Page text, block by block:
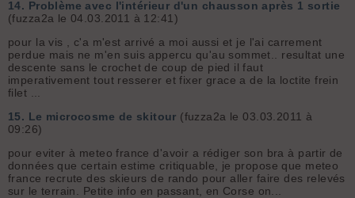
14. Problème avec l'intérieur d'un chausson après 1 sortie
(fuzza2a le 04.03.2011 à 12:41)
pour la vis , c'a m'est arrivé a moi aussi et je l'ai carrement
perdue mais ne m'en suis appercu qu'au sommet.. resultat une
descente sans le crochet de coup de pied il faut
imperativement tout resserer et fixer grace a de la loctite frein
filet ...
15. Le microcosme de skitour (fuzza2a le 03.03.2011 à
09:26)
pour eviter à meteo france d'avoir a rédiger son bra à partir de
données que certain estime critiquable, je propose que meteo
france recrute des skieurs de rando pour aller faire des relevés
sur le terrain. Petite info en passant, en Corse on...